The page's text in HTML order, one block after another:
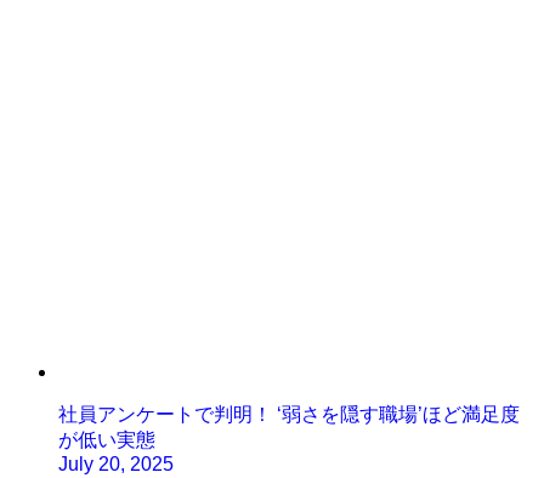
社員アンケートで判明！ ‘弱さを隠す職場’ほど満足度
が低い実態
July 20, 2025